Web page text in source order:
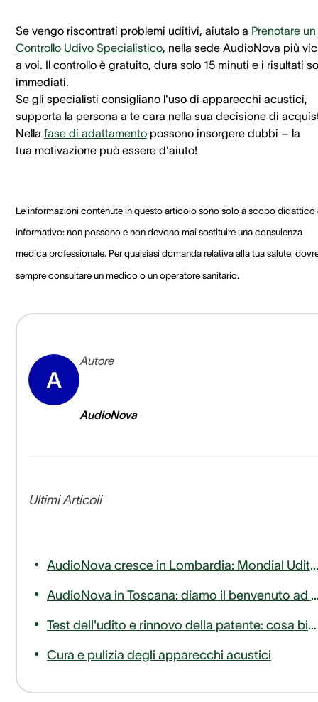
Se vengo riscontrati problemi uditivi, aiutalo a Prenotare un
Controllo Udivo Specialistico, nella sede AudioNova più
a voi. Il controllo è gratuito, dura solo 15 minuti e i risultati
immediati.
Se gli specialisti consigliano l'uso di apparecchi acustici,
supporta la persona a te cara nella sua decisione di
Nella fase di adattamento possono insorgere dubbi – la
tua motivazione può essere d'aiuto!
Le informazioni contenute in questo articolo sono solo a scopo didattico
informativo: non possono e non devono mai sostituire una consulenza
medica professionale. Per qualsiasi domanda relativa alla tua salute,
sempre consultare un medico o un operatore sanitario.
A
Autore
AudioNova
Ultimi Articoli
AudioNova cresce in Lombardia: Mondial Udito entra a far parte del nostro gruppo!
AudioNova in Toscana: diamo il benvenuto ad
Test dell'udito e rinnovo della patente: cosa bisogna sapere
Cura e pulizia degli apparecchi acustici